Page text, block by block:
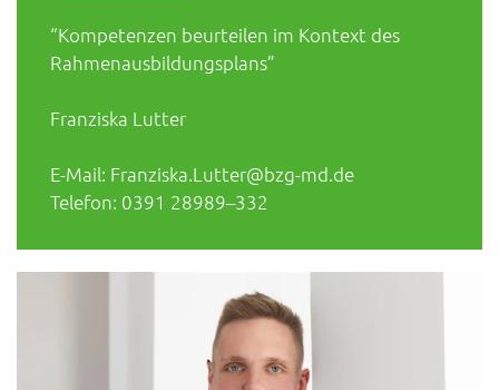
“Kompetenzen beurteilen im Kontext des
Rahmenausbildungsplans”
Franziska Lutter
E-Mail: Franziska.Lutter@bzg-md.de
Telefon: 0391 28989–332